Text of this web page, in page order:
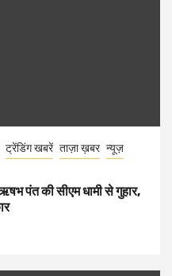
ट्रेंडिंग खबरें ताज़ा ख़बर न्यूज़
पंत की सीएम धामी से गुहार,